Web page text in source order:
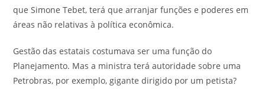
que Simone Tebet, terá que arranjar funções e poderes em
áreas não relativas à política econômica.
Gestão das estatais costumava ser uma função do
Planejamento. Mas a ministra terá autoridade sobre uma
Petrobras, por exemplo, gigante dirigido por um petista?